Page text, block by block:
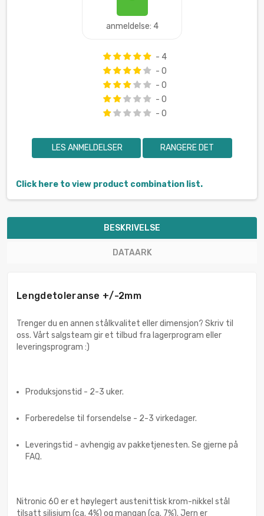
anmeldelse: 4
- 4
- 0
- 0
- 0
- 0
LES ANMELDELSER RANGERE DET
Click here to view product combination list.
BESKRIVELSE
DATAARK
Lengdetoleranse +/-2mm
Trenger du en annen stålkvalitet eller dimensjon? Skriv til
oss. Vårt salgsteam gir et tilbud fra lagerprogram eller
leveringsprogram :)
Produksjonstid - 2-3 uker.
Forberedelse til forsendelse - 2-3 virkedager.
Leveringstid - avhengig av pakketjenesten. Se gjerne på
FAQ.
Nitronic 60 er et høylegert austenittisk krom-nikkel stål
tilsatt silisium (ca. 4%) og mangan (ca. 7%). Jern er